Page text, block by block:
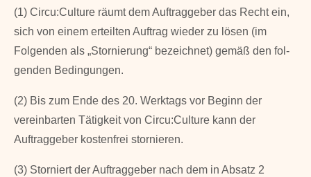
(1) Circu:Culture räumt dem Auftraggeber das Recht ein,
sich von einem erteilten Auftrag wieder zu lösen (im
Folgenden als „Stornierung“ bezeichnet) gemäß den fol­
genden Bedin­gungen.
(2) Bis zum Ende des 20. Werktags vor Beginn der
vereinbarten Tätigkeit von Circu:Culture kann der
Auftraggeber kostenfrei stornieren.
(3) Storniert der Auftraggeber nach dem in Absatz 2